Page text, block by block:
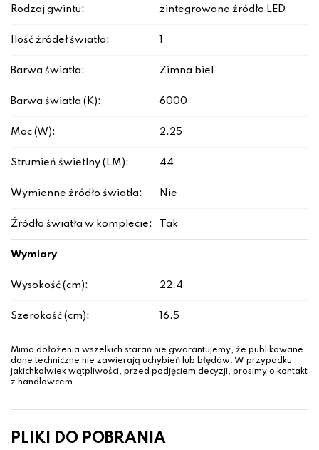
Rodzaj gwintu: zintegrowane źródło LED
Ilość źródeł światła:
Barwa światła: Zimna biel
Barwa światła (K): 6000
Moc (W): 2.25
Strumień świetlny (LM): 44
Wymienne źródło światła: Nie
Źródło światła w komplecie: Tak
Wymiary
Wysokość (cm): 22.4
Szerokość (cm): 16.5
Mimo dołożenia wszelkich starań nie gwarantujemy, że publikowane
dane techniczne nie zawierają uchybień lub błędów. W przypadku
jakichkolwiek wątpliwości, przed podjęciem decyzji, prosimy o kontakt
z handlowcem.
PLIKI DO POBRANIA